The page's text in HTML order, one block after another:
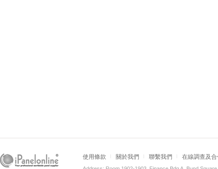
使用條款 關於我們 聯繫我們 在線調查及